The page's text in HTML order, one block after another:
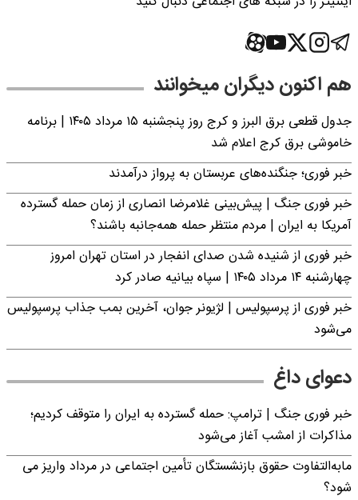
هم اکنون دیگران میخوانند
جدول قطعی برق البرز و کرج روز پنجشنبه ۱۵ مرداد ۱۴۰۵ | برنامه
خاموشی برق کرج اعلام شد
خبر فوری؛ جنگنده‌های عربستان به پرواز درآمدند
خبر فوری جنگ | پیش‌بینی غلامرضا انصاری از زمان حمله گسترده
آمریکا به ایران | مردم منتظر حمله همه‌جانبه باشند؟
خبر فوری از شنیده شدن صدای انفجار در استان تهران امروز
چهارشنبه ۱۴ مرداد ۱۴۰۵ | سپاه بیانیه صادر کرد
خبر فوری از پرسپولیس | لژیونر جوان، آخرین بمب جذاب پرسپولیس
می‌شود
دعوای داغ
خبر فوری جنگ | ترامپ: حمله گسترده به ایران را متوقف کردیم؛
مذاکرات از امشب آغاز می‌شود
مابه‌التفاوت حقوق بازنشستگان تأمین اجتماعی در مرداد واریز می
شود؟